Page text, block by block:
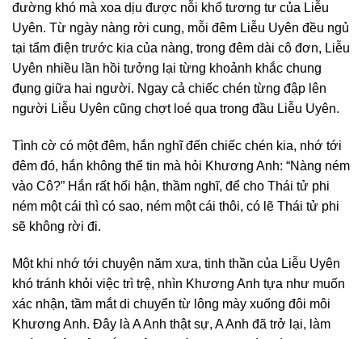
đường khó mà xoa dịu được nỗi khổ tương tư của Liễu
Uyên. Từ ngày nàng rời cung, mỗi đêm Liễu Uyên đều ngủ
tại tẩm điện trước kia của nàng, trong đêm dài cô đơn, Liễu
Uyên nhiều lần hồi tưởng lại từng khoảnh khắc chung
đụng giữa hai người. Ngay cả chiếc chén từng đập lên
người Liễu Uyên cũng chợt loé qua trong đầu Liễu Uyên.
Tình cờ có một đêm, hắn nghĩ đến chiếc chén kia, nhớ tới
đêm đó, hắn không thể tin mà hỏi Khương Anh: “Nàng ném
vào Cô?” Hắn rất hối hận, thầm nghĩ, để cho Thái tử phi
ném một cái thì có sao, ném một cái thôi, có lẽ Thái tử phi
sẽ không rời đi.
Một khi nhớ tới chuyện năm xưa, tinh thần của Liễu Uyên
khó tránh khỏi việc trì trệ, nhìn Khương Anh tựa như muốn
xác nhận, tầm mắt di chuyển từ lông mày xuống đôi môi
Khương Anh. Đây là A Anh thật sự, A Anh đã trở lại, làm